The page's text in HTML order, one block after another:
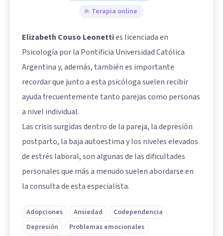
Terapia online
Elizabeth Couso Leonetties licenciada en
Psicología por la Pontificia Universidad Católica
Argentina y, además, también es importante
recordar que junto a esta psicóloga suelen recibir
ayuda frecuentemente tanto parejas como personas
a nivel individual.
Las crisis surgidas dentro de la pareja, la depresión
postparto, la baja autoestima y los niveles elevados
de estrés laboral, son algunas de las dificultades
personales que más a menudo suelen abordarse en
la consulta de esta especialista.
Adopciones Ansiedad
Codependencia
Depresión
Problemas emocionales